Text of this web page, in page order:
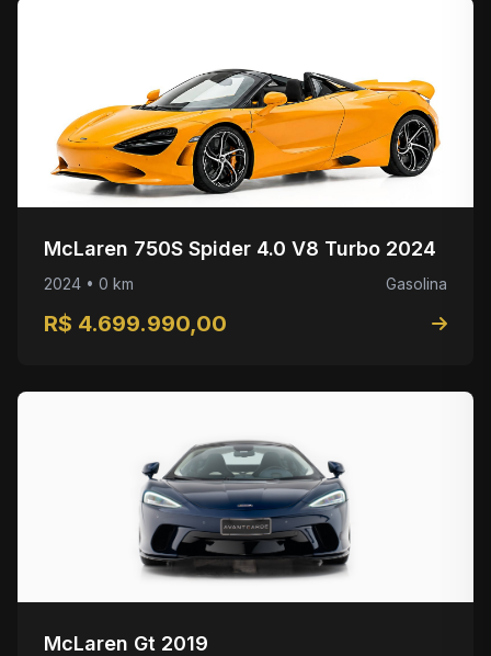
McLaren 750S Spider 4.0 V8 Turbo 2024
2024 • 0 km Gasolina
R$ 4.699.990,00
McLaren Gt 2019